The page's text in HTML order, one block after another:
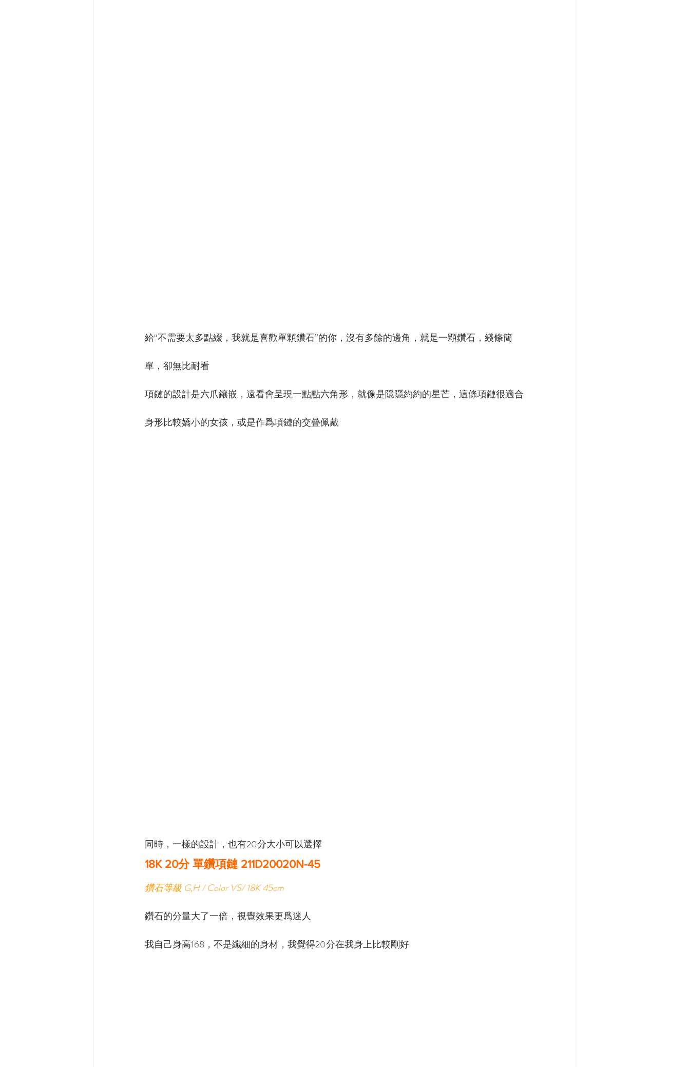
給“不需要太多點綴，我就是喜歡單顆鑽石”的你，沒有多餘的邊角，就是一顆鑽石，綫條簡
單，卻無比耐看
項鏈的設計是六爪鑲嵌，遠看會呈現一點點六角形，就像是隱隱約約的星芒，這條項鏈很適合
身形比較嬌小的女孩，或是作爲項鏈的交曡佩戴
同時，一樣的設計，也有20分大小可以選擇
18K 20分 單鑽項鏈 211D20020N-45
鑽石等級 G,H / Color VS/ 18K 45cm
鑽石的分量大了一倍，視覺效果更爲迷人
我自己身高168，不是纖細的身材，我覺得20分在我身上比較剛好